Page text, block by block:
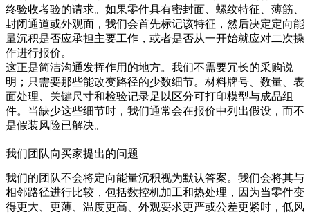
终验收考验的请求。如果零件具有密封面、螺纹特征、薄筋、
封闭通道或外观面，我们会首先标记该特征，然后决定定向能
量沉积是否应承担主要工作，或者是否从一开始就应对二次操
作进行报价。
这正是简洁沟通发挥作用的地方。我们不需要冗长的采购说
明；只需要那些能改变路径的少数细节。材料牌号、数量、表
面处理、关键尺寸和检验记录足以区分可打印模型与成品组
件。当缺少这些细节时，我们通常会在报价中列出假设，而不
是假装风险已解决。
我们团队向买家提出的问题
我们的团队不会将定向能量沉积视为默认答案。我们会将其与
相邻路径进行比较，包括数控机加工和热处理 ，因为当零件变
得更大、更薄、温度更高、外观要求更严或公差更紧时，低风